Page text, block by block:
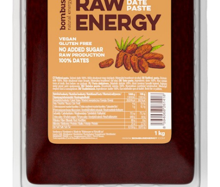
Ceaiuri diverse si accesorii
Bauturi
Sucuri
Siropuri naturale
Energizante
Carbogazoase
Cacao si inlocuitori
Seminte bio pentru germinat
Superalimente bio